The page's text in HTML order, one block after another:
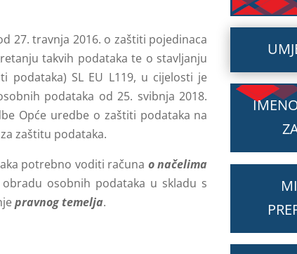
27. travnja 2016. o zaštiti pojedinaca
takvih podataka te o stavljanju
podataka) SL EU L119, u cijelosti je
podataka od 25. svibnja 2018.
Opće uredbe o zaštiti podataka na
zaštitu podataka.
potrebno voditi računa o načelima
osobnih podataka u skladu s
pravnog temelja.